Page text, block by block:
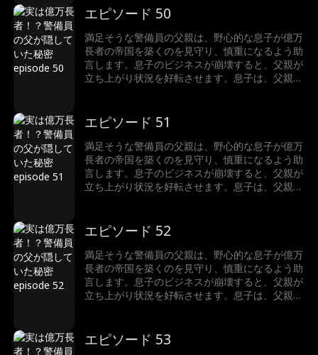
エピソード 50
満足そうな警備員の父親は、野心的な息子が億万
長者の帝国を築くのを見守り、慎重になるよう助
言します。息子のビジネスが崩壊すると、父親が
立ち上がり状況を好転させます。息子は、父親が
エピソード 51
満足そうな警備員の父親は、野心的な息子が億万
長者の帝国を築くのを見守り、慎重になるよう助
言します。息子のビジネスが崩壊すると、父親が
立ち上がり状況を好転させます。息子は、父親が
エピソード 52
満足そうな警備員の父親は、野心的な息子が億万
長者の帝国を築くのを見守り、慎重になるよう助
言します。息子のビジネスが崩壊すると、父親が
立ち上がり状況を好転させます。息子は、父親が
エピソード 53